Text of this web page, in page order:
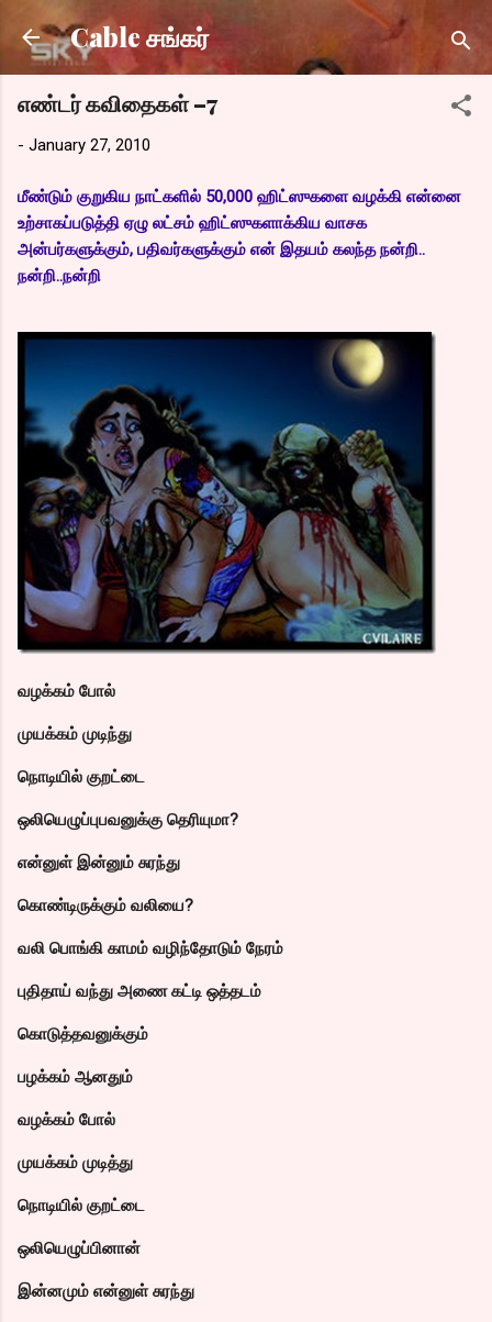
Skip to main content
Cable சங்கர்
எண்டர் கவிதைகள் –7
- January 27, 2010
மீண்டும் குறுகிய நாட்களில் 50,000 ஹிட்ஸுகளை வழக்கி என்னை
உற்சாகப்படுத்தி ஏழு லட்சம் ஹிட்ஸுகளாக்கிய வாசக
அன்பர்களுக்கும், பதிவர்களுக்கும் என் இதயம் கலந்த நன்றி..
நன்றி..நன்றி
வழக்கம் போல்
முயக்கம் முடிந்து
நொடியில் குறட்டை
ஒலியெழுப்புபவனுக்கு தெரியுமா?
என்னுள் இன்னும் சுரந்து
கொண்டிருக்கும் வலியை?
வலி பொங்கி காமம் வழிந்தோடும் நேரம்
புதிதாய் வந்து அணை கட்டி ஒத்தடம்
கொடுத்தவனுக்கும்
பழக்கம் ஆனதும்
வழக்கம் போல்
முயக்கம் முடித்து
நொடியில் குறட்டை
ஒலியெழுப்பினான்
இன்னமும் என்னுள் சுரந்து